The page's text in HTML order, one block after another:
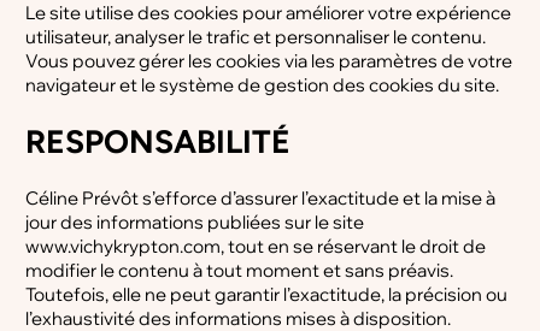
Le site utilise des cookies pour améliorer votre expérience
utilisateur, analyser le trafic et personnaliser le contenu.
Vous pouvez gérer les cookies via les paramètres de votre
navigateur et le système de gestion des cookies du site.
RESPONSABILITÉ
Céline Prévôt s’efforce d’assurer l’exactitude et la mise à
jour des informations publiées sur le site
www.vichykrypton.com, tout en se réservant le droit de
modifier le contenu à tout moment et sans préavis.
Toutefois, elle ne peut garantir l’exactitude, la précision ou
l’exhaustivité des informations mises à disposition.